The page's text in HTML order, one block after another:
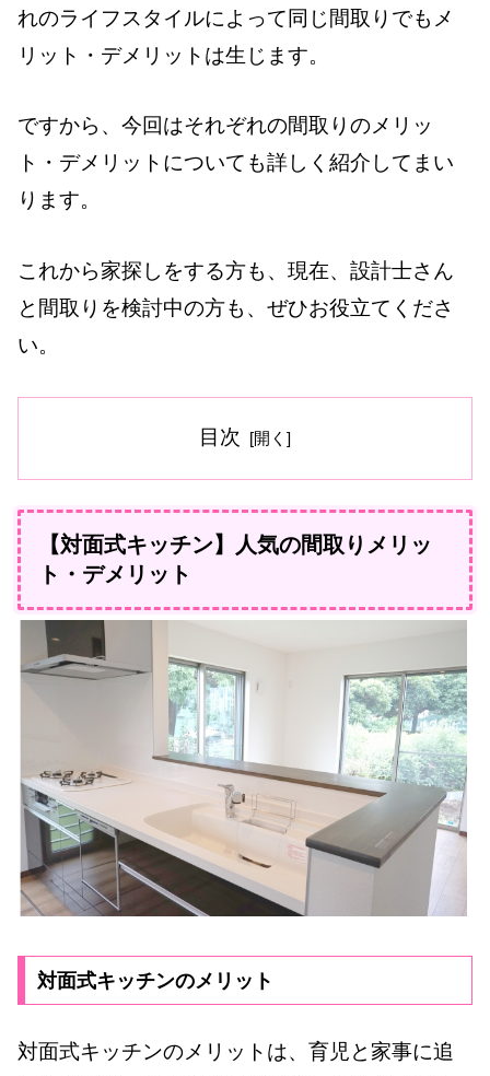
れのライフスタイルによって同じ間取りでもメ
リット・デメリットは生じます。
ですから、今回はそれぞれの間取りのメリッ
ト・デメリットについても詳しく紹介してまい
ります。
これから家探しをする方も、現在、設計士さん
と間取りを検討中の方も、ぜひお役立てくださ
い。
目次
【対面式キッチン】人気の間取りメリッ
ト・デメリット
対面式キッチンのメリット
対面式キッチンのメリットは、育児と家事に追